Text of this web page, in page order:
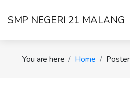
SMP NEGERI 21 MALANG
You are here Home Poster